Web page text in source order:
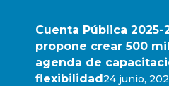
Cuenta Pública 2025-
propone crear 500
agenda de
flexibilidad24 junio,